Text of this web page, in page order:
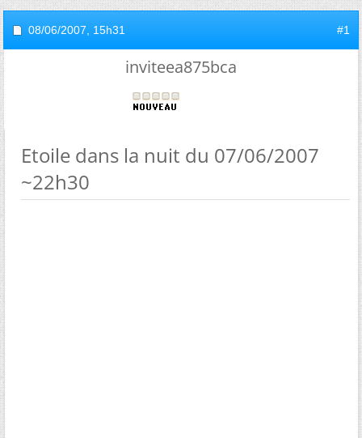
08/06/2007, 15h31 #1
inviteea875bca
Etoile dans la nuit du 07/06/2007
~22h30